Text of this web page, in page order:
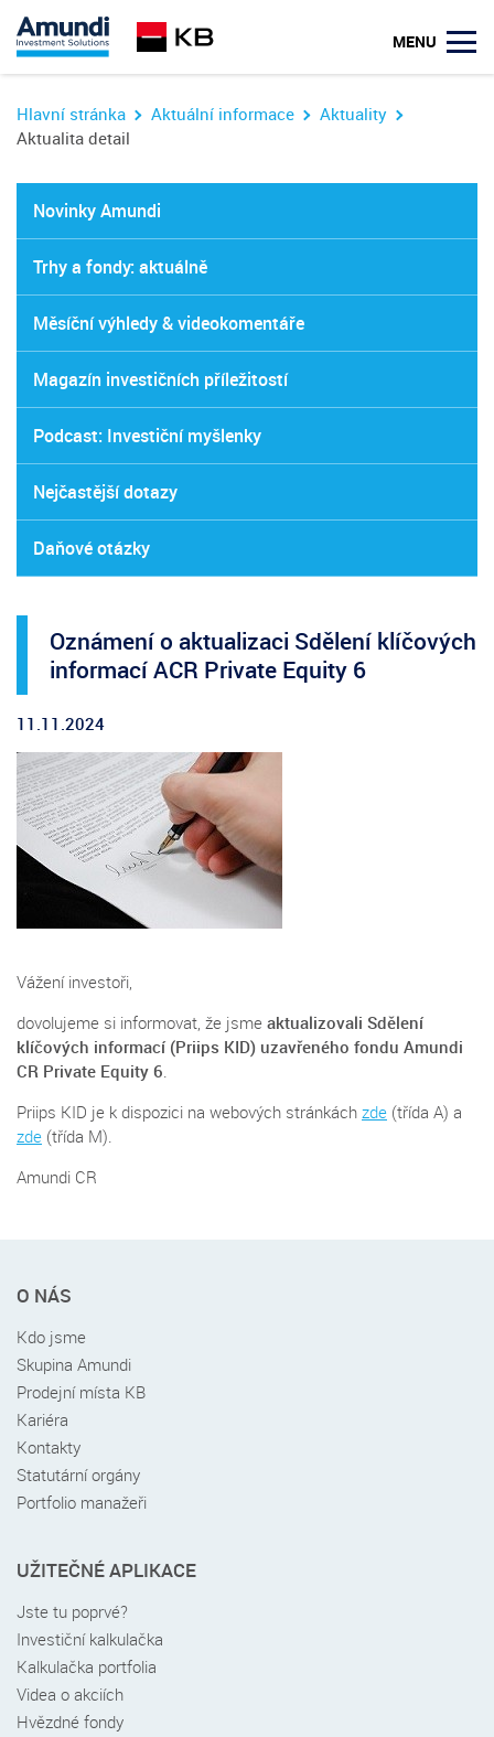
MENU
Hlavní stránka Aktuální informace
Aktuality
Aktualita detail
Novinky Amundi
Trhy a fondy: aktuálně
Měsíční výhledy & videokomentáře
Magazín investičních příležitostí
Podcast: Investiční myšlenky
Nejčastější dotazy
Daňové otázky
Oznámení o aktualizaci Sdělení klíčových
informací ACR Private Equity 6
11.11.2024
Vážení investoři,
dovolujeme si informovat, že jsme aktualizovali Sdělení
klíčových informací (Priips KID) uzavřeného fondu Amundi
CR Private Equity 6.
Priips KID je k dispozici na webových stránkách zde (třída A) a
zde (třída M).
Amundi CR
menu
patičce
O NÁS
Kdo jsme
Skupina Amundi
Prodejní místa KB
Kariéra
Kontakty
Statutární orgány
Portfolio manažeři
UŽITEČNÉ APLIKACE
Jste tu poprvé?
Investiční kalkulačka
Kalkulačka portfolia
Videa o akciích
Hvězdné fondy